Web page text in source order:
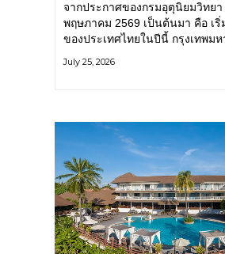
จากประกาศของกรมอุตุนิยมวิทย
พฤษภาคม 2569 เป็นต้นมา คือ เ
ของประเทศไทยในปีนี้ กรุงเทพม
โครงสร้างพื้นฐาน
July 25, 2026